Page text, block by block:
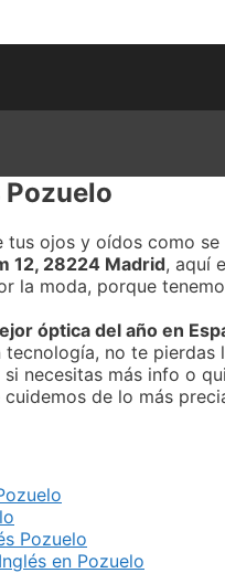
tus ojos y oídos como se
12, 28224 Madrid, aquí
la moda, porque
óptica del año en
no te pierdas
si necesitas más info o
de lo más
Pozuelo
en Pozuelo